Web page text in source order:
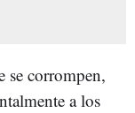
se corrompen,
a los